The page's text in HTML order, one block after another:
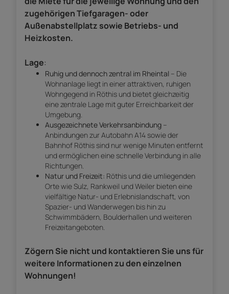
zugehörigen Tiefgaragen- oder
Außenabstellplatz sowie Betriebs- und
Heizkosten.
Lage:
Ruhig und dennoch zentral im Rheintal – Die
Wohnanlage liegt in einer attraktiven, ruhigen
Wohngegend in Röthis und bietet gleichzeitig
eine zentrale Lage mit guter Erreichbarkeit der
Umgebung.
Ausgezeichnete Verkehrsanbindung –
Anbindungen zur Autobahn A14 sowie der
Bahnhof Röthis sind nur wenige Minuten entfernt
und ermöglichen eine schnelle Verbindung in alle
Richtungen.
Natur und Freizeit: Röthis und die umliegenden
Orte wie Sulz, Rankweil und Weiler bieten eine
vielfältige Natur- und Erlebnislandschaft, von
Spazier- und Wanderwegen bis hin zu
Schwimmbädern, Boulderhallen und weiteren
Freizeitangeboten.
Zögern Sie nicht und kontaktieren Sie uns für
weitere Informationen zu den einzelnen
Wohnungen!